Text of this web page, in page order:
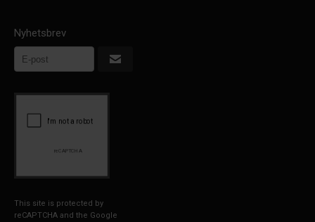
Nyhetsbrev
This site is protected by
reCAPTCHA and the Google